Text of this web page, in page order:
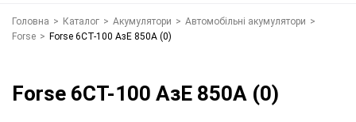
Головна > Каталог > Акумулятори > Автомобільні акумулятори >
Forse > Forse 6СТ-100 АзЕ 850А (0)
Forse 6СТ-100 АзЕ 850А (0)